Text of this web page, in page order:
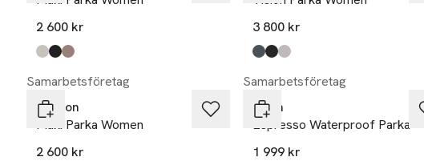
2 600 kr
Produkten finns i färgerna:
ljusbeige
svart,
sand,
3 800 kr
Produkten finns i färgerna:
mörkblå
svart,
puderrosa
Samarbetsföretag
Tenson
Maxi Parka Women
2 600 kr
Samarbetsföretag
aim'n
Espresso Waterproof Parka
1 999 kr